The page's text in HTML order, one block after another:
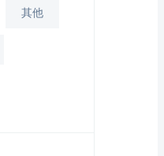
其他